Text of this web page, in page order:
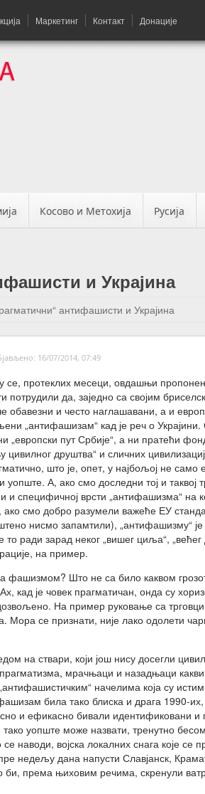
Маркетинг Контакт Донације
Косово и Метохија Русија
и Украјина
антифашисти и Украјина
16/07/2014, 07:49
се, протеклих месеци, овдашњи
потрудили да, заједно са својим
обавезни и често наглашавани, а и
„антифашизам“ кад је реч о
„европски пут Србије“, а ни пратећи
цивилног друштва“ и сличних
што је, опет, у најбољој не само
уопште. А, ако смо доследни тој и таквој
специфичној врсти „антифашизма“ на
смо добро разумели важеће ЕУ
нисмо запамтили), „антифашизму“
ради зарад неког „вишег циља“,
на пример.
фашизмом? Што не са било каквом
кад је човек прагматичан, онда су
На пример руковање са
Мора се признати, није лако одолети
на ствари, који још нису досегли
мрачњаци и назадњаци
начелима која су
била тако блиска и драга 1990-
и ефикасно бивали идентификовани и
тако уопште може назвати, тренутно
се наводи, војска локалних снага које се
недељу дана напусти Славјанск,
би, према њиховим речима, скренули